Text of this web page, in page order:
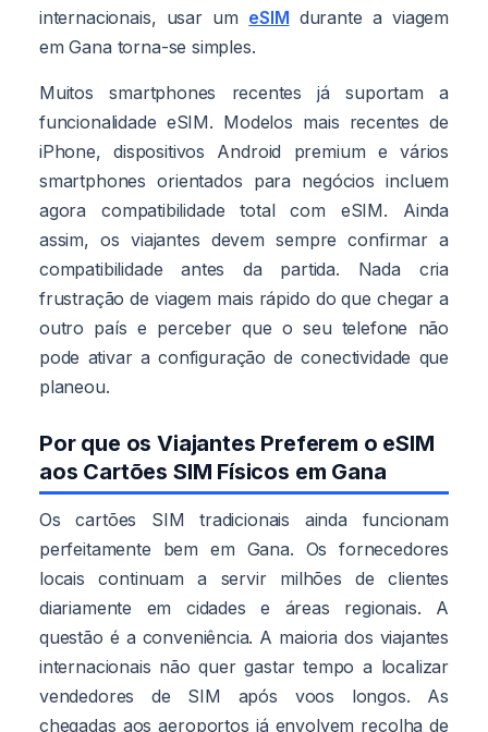
internacionais, usar um eSIM durante a viagem
em Gana torna-se simples.
Muitos smartphones recentes já suportam a
funcionalidade eSIM. Modelos mais recentes de
iPhone, dispositivos Android premium e vários
smartphones orientados para negócios incluem
agora compatibilidade total com eSIM. Ainda
assim, os viajantes devem sempre confirmar a
compatibilidade antes da partida. Nada cria
frustração de viagem mais rápido do que chegar a
outro país e perceber que o seu telefone não
pode ativar a configuração de conectividade que
planeou.
Por que os Viajantes Preferem o eSIM
aos Cartões SIM Físicos em Gana
Os cartões SIM tradicionais ainda funcionam
perfeitamente bem em Gana. Os fornecedores
locais continuam a servir milhões de clientes
diariamente em cidades e áreas regionais. A
questão é a conveniência. A maioria dos viajantes
internacionais não quer gastar tempo a localizar
vendedores de SIM após voos longos. As
chegadas aos aeroportos já envolvem recolha de